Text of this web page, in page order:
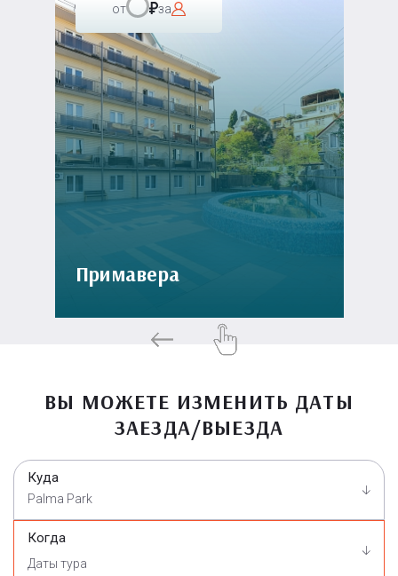
от за
Примавера
ВЫ МОЖЕТЕ ИЗМЕНИТЬ ДАТЫ
ЗАЕЗДА/ВЫЕЗДА
Куда
Palma Park
Когда